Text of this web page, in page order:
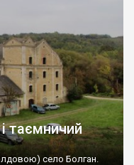
таємничий
село Болган.